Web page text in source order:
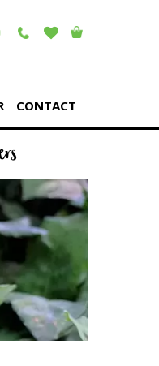
CONTACT